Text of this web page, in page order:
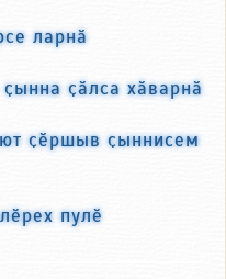
ларнӑ
ҫӑлса хӑварнӑ
ҫӗршыв ҫыннисем
пулӗ